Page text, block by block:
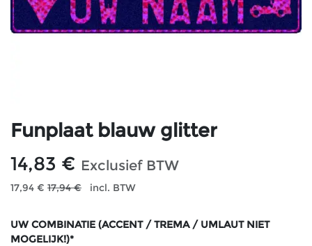
Funplaat blauw glitter
14,83 € Exclusief BTW
17,94 € 17,94€ incl. BTW
UW COMBINATIE (ACCENT / TREMA / UMLAUT NIET
MOGELIJK!)*